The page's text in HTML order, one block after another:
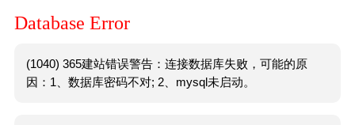
Database Error
(1040) 365建站错误警告：连接数据库失败，可能的原
因：1、数据库密码不对; 2、mysql未启动。